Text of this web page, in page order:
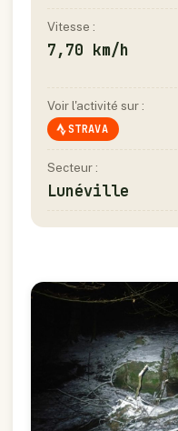
Vitesse :
7,70 km/h
Voir l'activité sur :
STRAVA
Secteur :
Lunéville